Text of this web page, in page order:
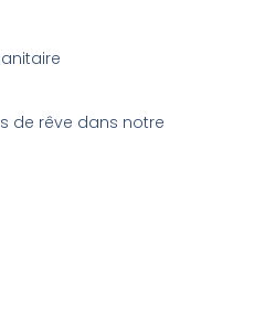
de rêve dans notre